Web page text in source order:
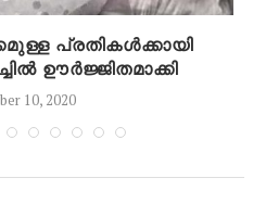
പ്രതികൾക്കായി
ഊർജ്ജിതമാക്കി
10, 2020